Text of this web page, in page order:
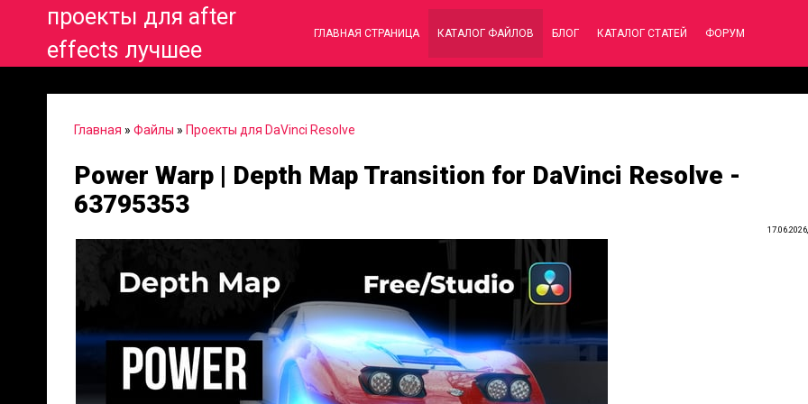
проекты для after
effects лучшее
ГЛАВНАЯ СТРАНИЦА КАТАЛОГ ФАЙЛОВ БЛОГ КАТАЛОГ СТАТЕЙ ФОРУМ
Главная » Файлы » Проекты для DaVinci Resolve
Power Warp | Depth Map Transition for DaVinci Resolve -
63795353